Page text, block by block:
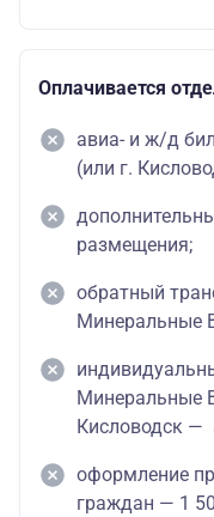
Оплачивается
авиа- и ж/д
(или г.
размещения;
обратный
Минеральные
Минеральные
Кисловодск —
оформление
граждан — 1